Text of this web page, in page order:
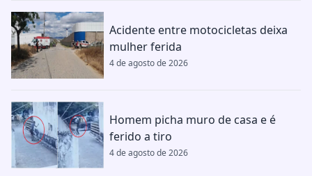
Acidente entre motocicletas deixa
mulher ferida
4 de agosto de 2026
Homem picha muro de casa e é
ferido a tiro
4 de agosto de 2026